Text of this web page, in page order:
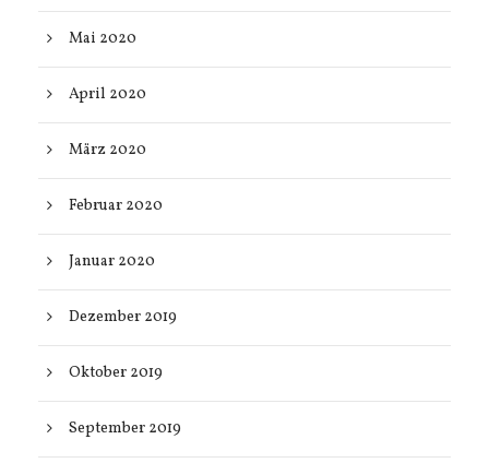
Mai 2020
April 2020
März 2020
Februar 2020
Januar 2020
Dezember 2019
Oktober 2019
September 2019